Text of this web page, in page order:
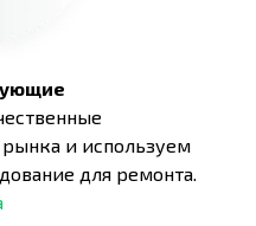
и используем
для ремонта.